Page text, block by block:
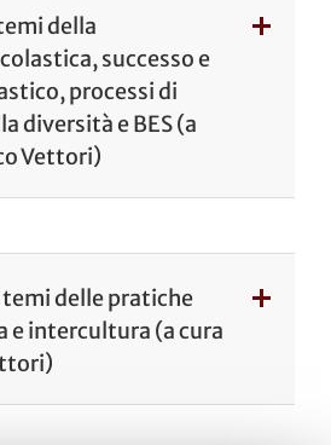
della
successo e
processi di
diversità e BES (a
Vettori)
delle pratiche
e intercultura (a cura